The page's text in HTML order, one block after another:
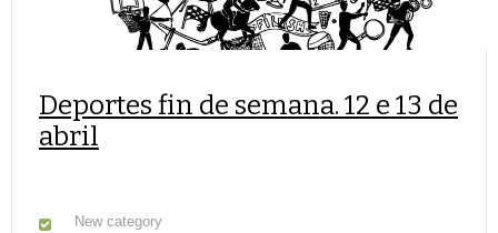
Deportes fin de semana. 12 e 13 de
abril
New category